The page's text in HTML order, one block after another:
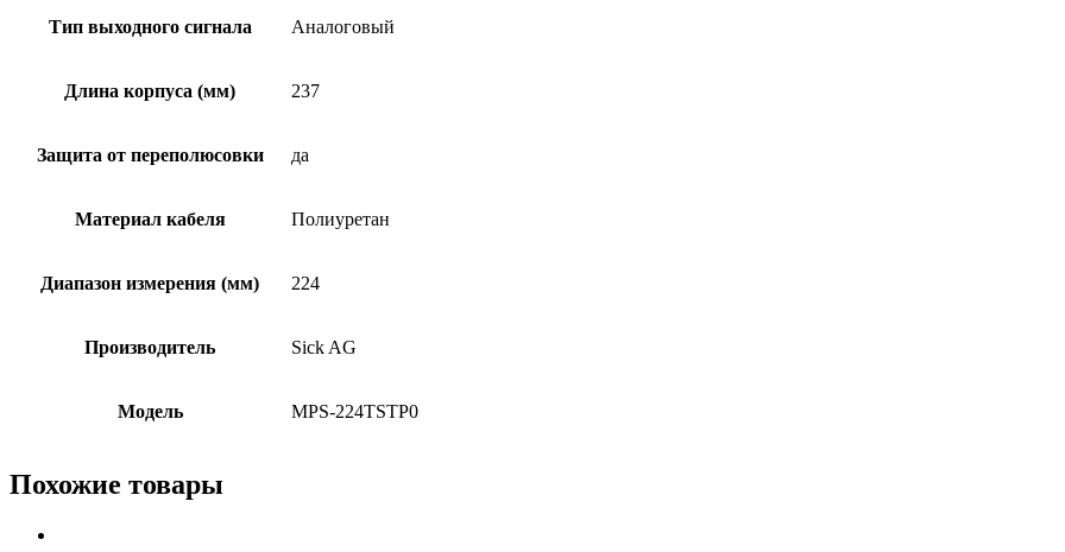
Тип выходного сигнала Аналоговый
Длина корпуса (мм) 237
Защита от переполюсовки да
Материал кабеля Полиуретан
Диапазон измерения (мм) 224
Производитель Sick AG
Модель MPS-224TSTP0
Похожие товары